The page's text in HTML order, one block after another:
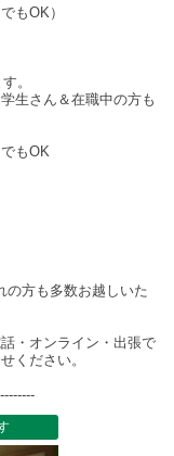
もOK）
。
生さん＆在職中の方も
もOK
の方も多数お越しいた
・オンライン・出張で
ください。